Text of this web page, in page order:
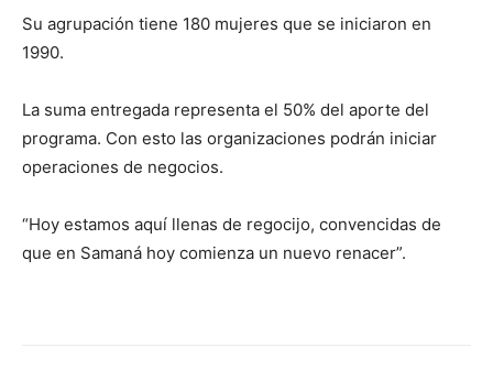
Su agrupación tiene 180 mujeres que se iniciaron en
1990.
La suma entregada representa el 50% del aporte del
programa. Con esto las organizaciones podrán iniciar
operaciones de negocios.
“Hoy estamos aquí llenas de regocijo, convencidas de
que en Samaná hoy comienza un nuevo renacer”.